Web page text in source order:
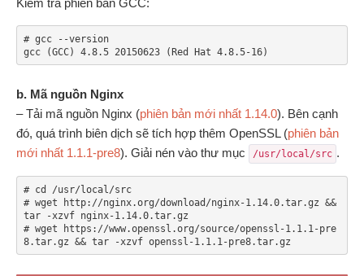
Kiểm tra phiên bản GCC:
# gcc --version
gcc (GCC) 4.8.5 20150623 (Red Hat 4.8.5-16)
b. Mã nguồn Nginx
– Tải mã nguồn Nginx (phiên bản mới nhất 1.14.0). Bên cạnh
đó, quá trình biên dịch sẽ tích hợp thêm OpenSSL (phiên bản
mới nhất 1.1.1-pre8). Giải nén vào thư mục /usr/local/src .
# cd /usr/local/src
# wget http://nginx.org/download/nginx-1.14.0.tar.gz &&
tar -xzvf nginx-1.14.0.tar.gz
# wget https://www.openssl.org/source/openssl-1.1.1-pre